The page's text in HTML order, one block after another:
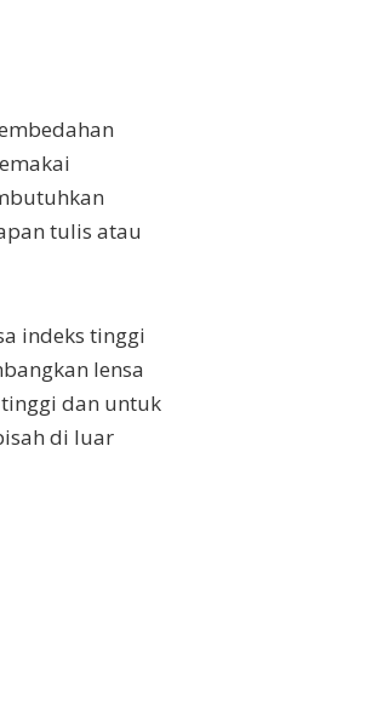
tulis atau
indeks tinggi
lensa
dan untuk
di luar